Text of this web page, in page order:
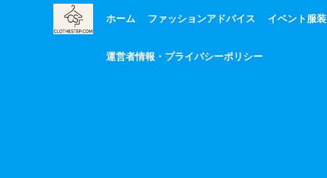
ホーム ファッションアドバイス イベント服装
運営者情報・プライバシーポリシー